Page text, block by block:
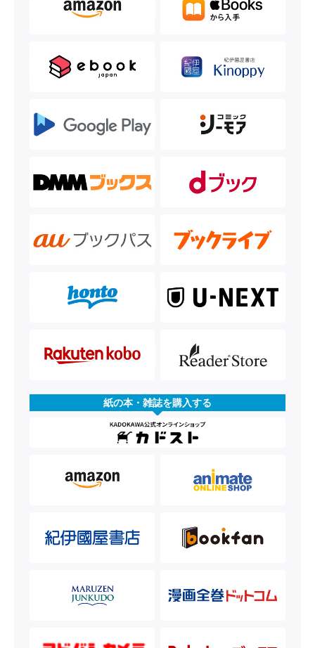
紙の本・雑誌を購入する